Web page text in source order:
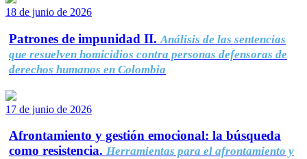
18 de junio de 2026
Patrones de impunidad II. Análisis de las sentencias
que resuelven homicidios contra personas defensoras de
derechos humanos en Colombia
17 de junio de 2026
Afrontamiento y gestión emocional: la búsqueda
como resistencia. Herramientas para el afrontamiento y